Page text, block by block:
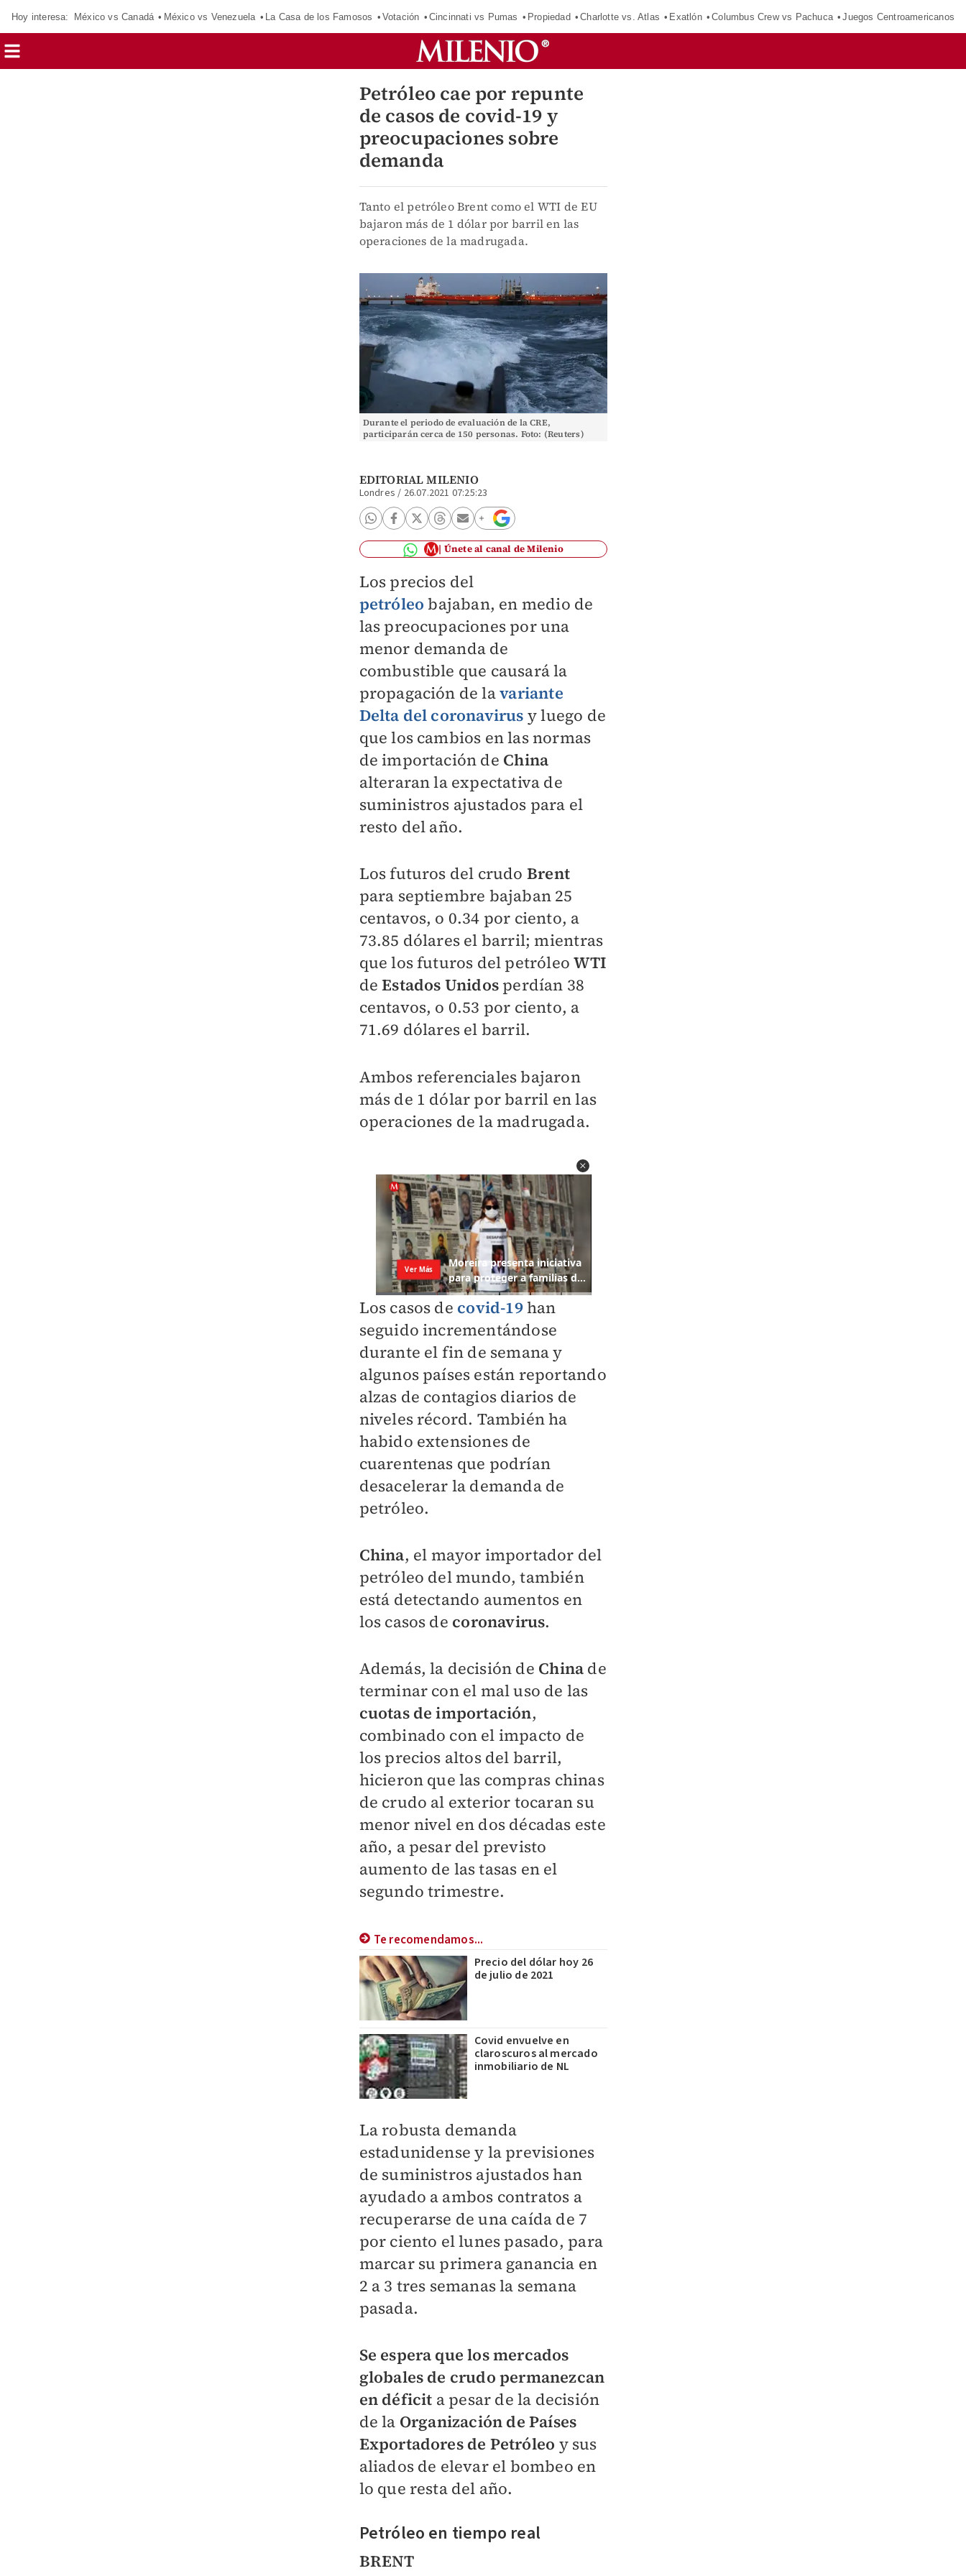
Hoy interesa: México vs Canadá México vs Venezuela La Casa de los Famosos Votación Cincinnati vs Pumas Propiedad Charlotte vs. Atlas Exatlón Columbus Crew vs Pachuca Juegos Centroamericanos
Petróleo cae por repunte
de casos de covid-19 y
preocupaciones sobre
demanda
Tanto el petróleo Brent como el WTI de EU
bajaron más de 1 dólar por barril en las
operaciones de la madrugada.
Durante el periodo de evaluación de la CRE,
participarán cerca de 150 personas. Foto: (Reuters)
EDITORIAL MILENIO
Londres / 26.07.2021 07:25:23
Únete al canal de Milenio
Los precios del
petróleo bajaban, en medio de
las preocupaciones por una
menor demanda de
combustible que causará la
propagación de lavariante
Delta del coronavirus y luego de
que los cambios en las normas
de importación de China
alteraran la expectativa de
suministros ajustados para el
resto del año.
Los futuros del crudo Brent
para septiembre bajaban 25
centavos, o 0.34 por ciento, a
73.85 dólares el barril; mientras
que los futuros del petróleoWTI
deEstados Unidos perdían 38
centavos, o 0.53 por ciento, a
71.69 dólares el barril.
Ambos referenciales bajaron
más de 1 dólar por barril en las
operaciones de la madrugada.
Los casos de covid-19han
seguido incrementándose
durante el fin de semana y
algunos países están reportando
alzas de contagios diarios de
niveles récord. También ha
habido extensiones de
cuarentenas que podrían
desacelerar la demanda de
petróleo.
China, el mayor importador del
petróleo del mundo, también
está detectando aumentos en
los casos de coronavirus.
Además, la decisión de China de
terminar con el mal uso de las
cuotas de importación,
combinado con el impacto de
los precios altos del barril,
hicieron que las compras chinas
de crudo al exterior tocaran su
menor nivel en dos décadas este
año, a pesar del previsto
aumento de las tasas en el
segundo trimestre.
Te recomendamos...
Precio del dólar hoy 26
de julio de 2021
Covid envuelve en
claroscuros al mercado
inmobiliario de NL
La robusta demanda
estadunidense y la previsiones
de suministros ajustados han
ayudado a ambos contratos a
recuperarse de una caída de 7
por ciento el lunes pasado, para
marcar su primera ganancia en
2 a 3 tres semanas la semana
pasada.
Se espera que los mercados
globales de crudo permanezcan
en déficit a pesar de la decisión
de la Organización de Países
Exportadores de Petróleo y sus
aliados de elevar el bombeo en
lo que resta del año.
Petróleo en tiempo real
BRENT